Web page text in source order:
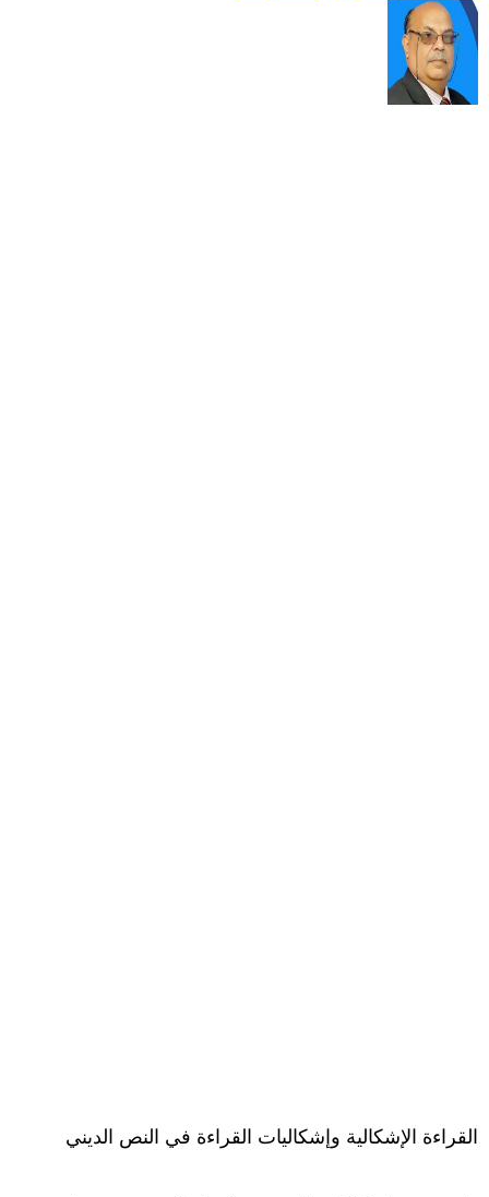
القراءة الإشكالية وإشكاليات القراءة في النص الديني